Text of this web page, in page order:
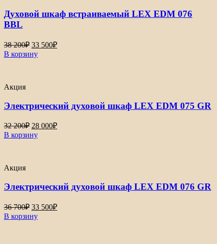
Духовой шкаф встраиваемый LEX EDM 076
BBL
38 200₽ Первоначальная
цена
составляла
33 500₽Текущая
В корзину
Акция
Электрический духовой шкаф LEX EDM 075 GR
32 200₽ Первоначальная
цена
составляла
28 000₽Текущая
В корзину
Акция
Электрический духовой шкаф LEX EDM 076 GR
36 700₽ Первоначальная
цена
составляла
33 500₽Текущая
В корзину